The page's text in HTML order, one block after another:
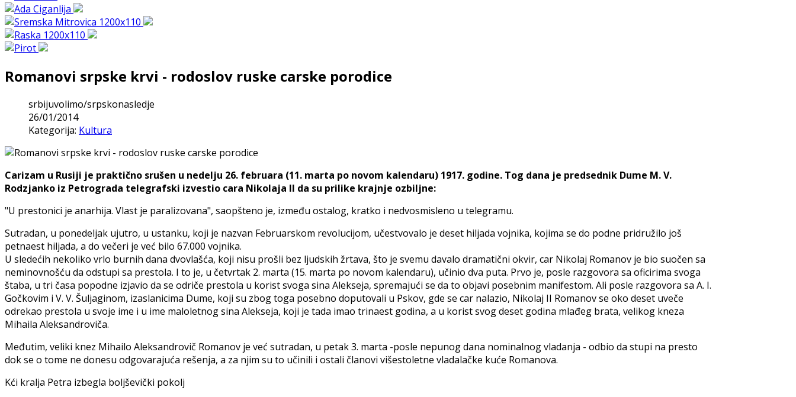
Romanovi srpske krvi - rodoslov ruske carske porodice
srbijuvolimo/srpskonasledje
26/01/2014
Kategorija: Kultura
Carizam u Rusiji je praktično srušen u nedelju 26. februara (11. marta po novom kalendaru) 1917. godine. Tog dana je predsednik Dume M. V.
Rodzjanko iz Petrograda telegrafski izvestio cara Nikolaja II da su prilike krajnje ozbiljne:
"U prestonici je anarhija. Vlast je paralizovana", saopšteno je, između ostalog, kratko i nedvosmisleno u telegramu.
Sutradan, u ponedeljak ujutro, u ustanku, koji je nazvan Februarskom revolucijom, učestvovalo je deset hiljada vojnika, kojima se do podne pridružilo još
petnaest hiljada, a do večeri je već bilo 67.000 vojnika.
U sledećih nekoliko vrlo burnih dana dvovlašća, koji nisu prošli bez ljudskih žrtava, što je svemu davalo dramatični okvir, car Nikolaj Romanov je bio suočen sa
neminovnošću da odstupi sa prestola. I to je, u četvrtak 2. marta (15. marta po novom kalendaru), učinio dva puta. Prvo je, posle razgovora sa oficirima svoga
štaba, u tri časa popodne izjavio da se odriče prestola u korist svoga sina Alekseja, spremajući se da to objavi posebnim manifestom. Ali posle razgovora sa A. I.
Gočkovim i V. V. Šuljaginom, izaslanicima Dume, koji su zbog toga posebno doputovali u Pskov, gde se car nalazio, Nikolaj II Romanov se oko deset uveče
odrekao prestola u svoje ime i u ime maloletnog sina Alekseja, koji je tada imao trinaest godina, a u korist svog deset godina mlađeg brata, velikog kneza
Mihaila Aleksandroviča.
Međutim, veliki knez Mihailo Aleksandrovič Romanov je već sutradan, u petak 3. marta -posle nepunog dana nominalnog vladanja - odbio da stupi na presto
dok se o tome ne donesu odgovarajuća rešenja, a za njim su to učinili i ostali članovi višestoletne vladalačke kuće Romanova.
Kći kralja Petra izbegla boljševički pokolj